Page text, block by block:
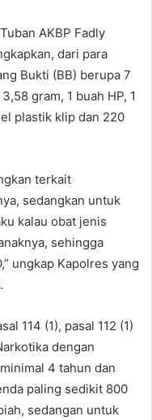
AKBP Fadly
dari para
Bukti (BB) berupa 7
gram, 1 buah HP, 1
plastik klip dan 220
terkait
sedangkan untuk
kalau obat jenis
sehingga
ungkap Kapolres yang
114 (1), pasal 112 (1)
dengan
4 tahun dan
paling sedikit 800
sedangan untuk